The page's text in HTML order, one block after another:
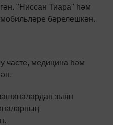
"Ниссан Тиара" һәм
бәрелешкән.
часте, медицина һәм
зыян